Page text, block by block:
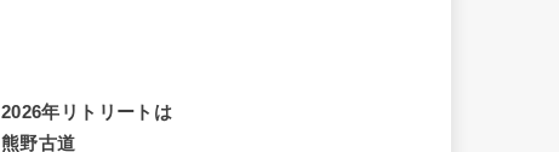
2026年リトリートは
熊野古道